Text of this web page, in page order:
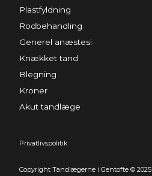
Plastfyldning
Rodbehandling
Generel anæstesi
Knækket tand
Blegning
Kroner
Akut tandlæge
Privatlivspolitik
Copyright Tandlægerne i Gentofte © 2025